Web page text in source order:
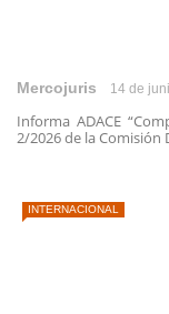
Mercojuris 14 de
Informa ADACE
2/2026 de la Comisión
INTERNACIONAL